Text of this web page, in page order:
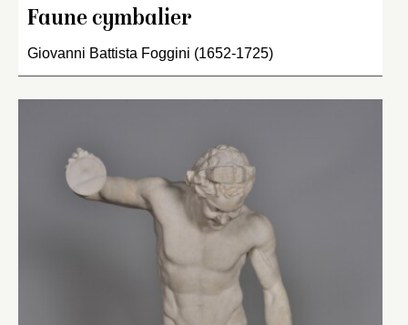
Faune cymbalier
Giovanni Battista Foggini (1652-1725)